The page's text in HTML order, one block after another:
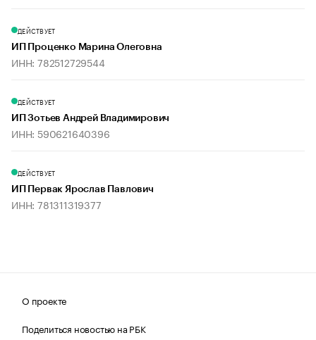
ДЕЙСТВУЕТ
ИП Проценко Марина Олеговна
ИНН: 782512729544
ДЕЙСТВУЕТ
ИП Зотьев Андрей Владимирович
ИНН: 590621640396
ДЕЙСТВУЕТ
ИП Первак Ярослав Павлович
ИНН: 781311319377
О проекте
Поделиться новостью на РБК